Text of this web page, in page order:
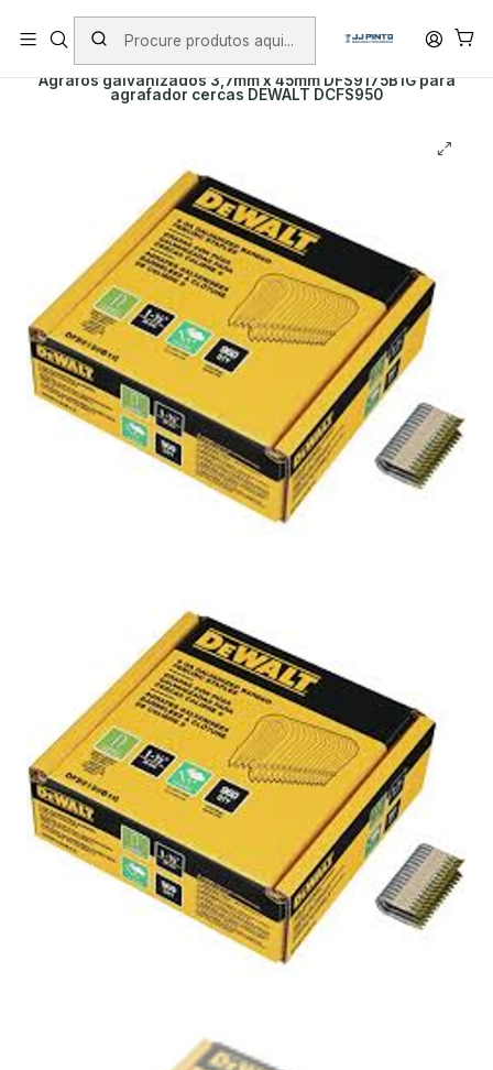
PORTES INCLUÍDOS EM ENCOMENDAS +75€ (excepto ilhas)
Início PRODUTOS
ACESSÓRIOS
Agrafos galvanizados 3,7mm x 45mm DFS9175B1G para
agrafador cercas DEWALT DCFS950